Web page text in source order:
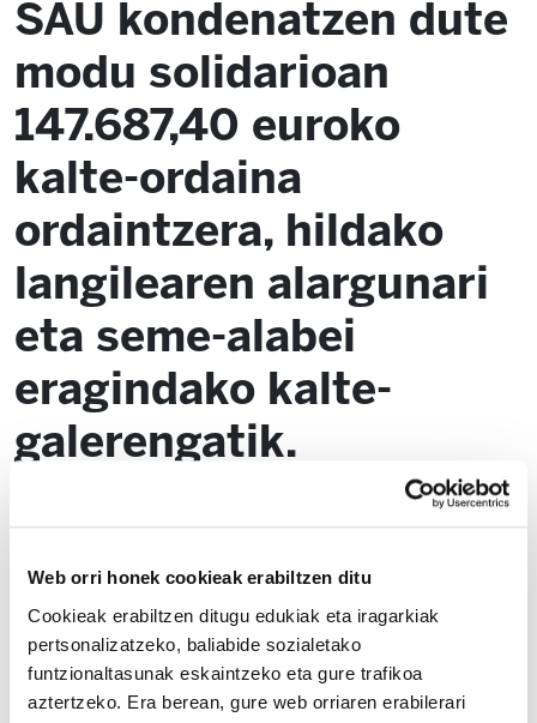
Web orri honek cookieak erabiltzen ditu
Cookieak erabiltzen ditugu edukiak eta iragarkiak
pertsonalizatzeko, baliabide sozialetako
funtzionaltasunak eskaintzeko eta gure trafikoa
aztertzeko. Era berean, gure web orriaren erabilerari
SAU kondenatzen dute
modu solidarioan
147.687,40 euroko
kalte-ordaina
ordaintzera, hildako
langilearen alargunari
eta seme-alabei
eragindako kalte-
galerengatik.